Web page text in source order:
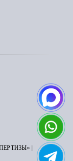
|